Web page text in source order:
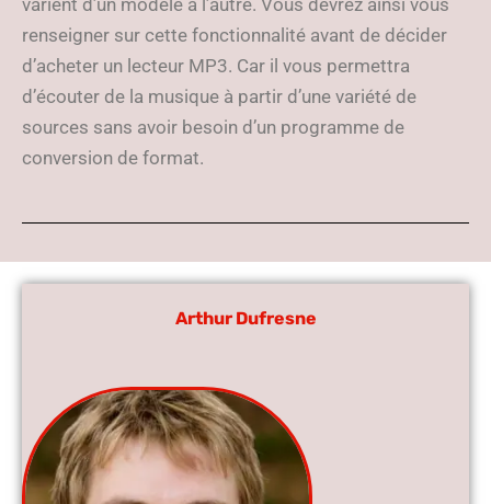
varient d’un modèle à l’autre. Vous devrez ainsi vous
renseigner sur cette fonctionnalité avant de décider
d’acheter un lecteur MP3. Car il vous permettra
d’écouter de la musique à partir d’une variété de
sources sans avoir besoin d’un programme de
conversion de format.
Arthur Dufresne